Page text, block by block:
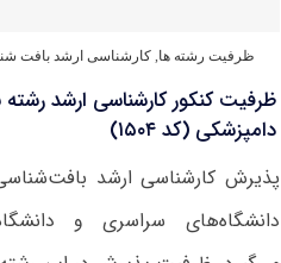
ظرفیت رشته ها, کارشناسی ارشد بافت‌
ظرفیت کنکور کارشناسی ارشد
دامپزشکی (کد ۱۵۰۴)
پذیرش کارشناسی ارشد
دانشگاه‌های سراسری و